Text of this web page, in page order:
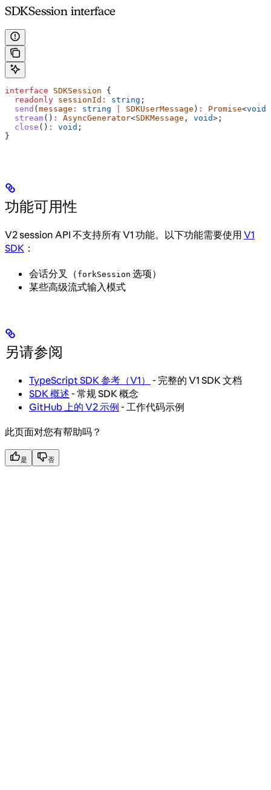
SDKSession interface
interface SDKSession {
  readonly
sessionId : string ;
  send
( message : string SDKUserMessage ) : Promise<void
  stream
() : AsyncGenerator<SDKMessage , void>;
  close
() : void ;
}
功能可用性
V2 session API 不支持所有 V1 功能。以下功能需要使用 V1
SDK ：
会话分叉（ forkSession 选项）
某些高级流式输入模式
另请参阅
TypeScript SDK 参考（V1）
- 完整的 V1 SDK 文档
SDK 概述 - 常规 SDK 概念
GitHub 上的 V2 示例 - 工作代码示例
此页面对您有帮助吗？
是 否